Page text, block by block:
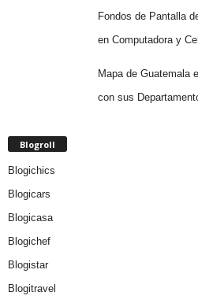
Fondos de Pantalla
en Computadora y
Mapa de Guatemala
con sus
Blogroll
Blogichics
Blogicars
Blogicasa
Blogichef
Blogistar
Blogitravel